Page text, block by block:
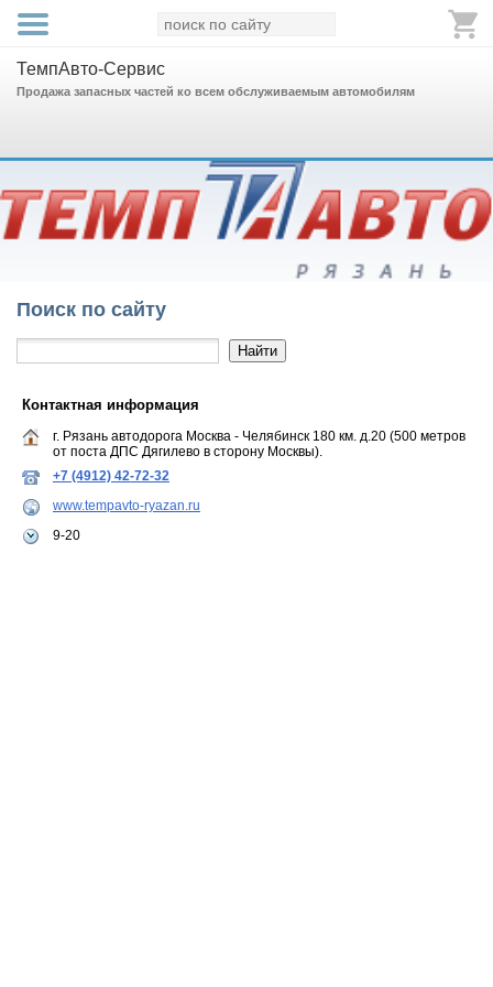
ТемпАвто-Сервис
Продажа запасных частей ко всем обслуживаемым автомобилям
Поиск по сайту
Контактная информация
г. Рязань автодорога Москва - Челябинск 180 км. д.20 (500 метров
от поста ДПС Дягилево в сторону Москвы).
+7 (4912) 42-72-32
www.tempavto-ryazan.ru
9-20